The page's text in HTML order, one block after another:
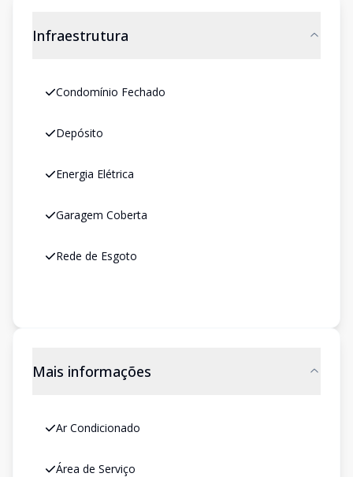
Infraestrutura
Condomínio Fechado
Depósito
Energia Elétrica
Garagem Coberta
Rede de Esgoto
Mais informações
Ar Condicionado
Área de Serviço